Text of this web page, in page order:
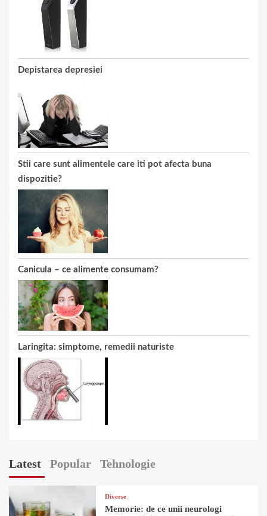
Depistarea depresiei
Stii care sunt alimentele care iti pot afecta buna
dispozitie?
Canicula – ce alimente consumam?
Laringita: simptome, remedii naturiste
Latest Popular Tehnologie
Diverse
Memorie: de ce unii neurologi